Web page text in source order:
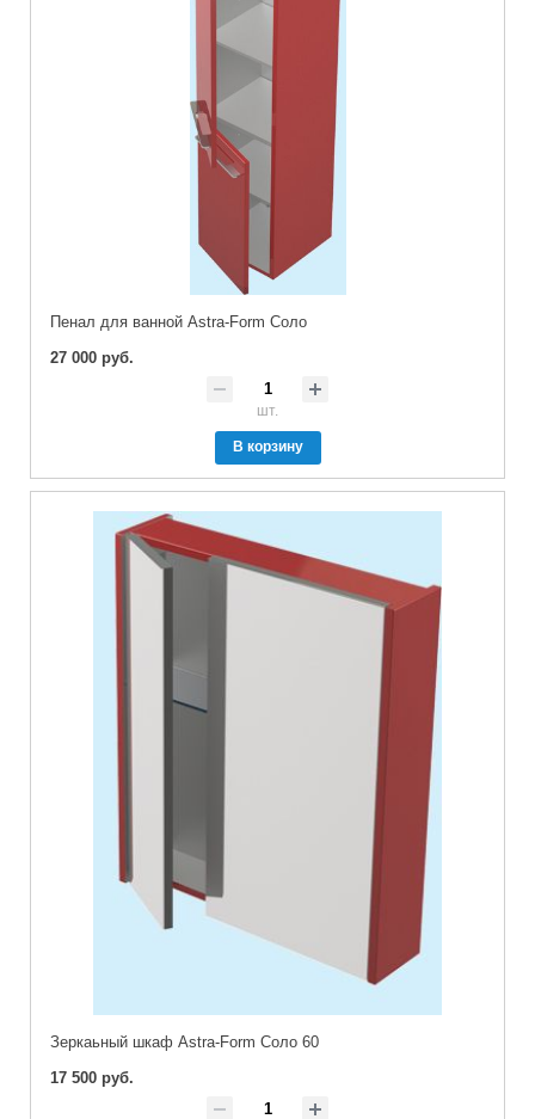
Пенал для ванной Astra-Form Соло
27 000 руб.
шт.
В корзину
Зеркаьный шкаф Astra-Form Соло 60
17 500 руб.